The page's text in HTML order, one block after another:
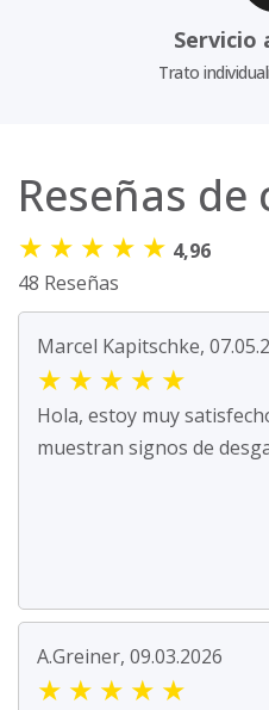
Servicio
Trato
Reseñas de
★ ★ ★ ★ ★ 4,96
48 Reseñas
Marcel Kapitschke,
★ ★ ★ ★ ★
Hola, estoy muy
muestran signos de
A.Greiner, 09.03.2026
★ ★ ★ ★ ★